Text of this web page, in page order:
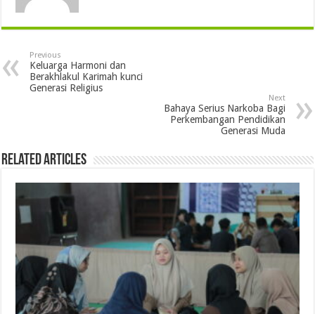
Previous
Keluarga Harmoni dan
Berakhlakul Karimah kunci
Generasi Religius
Next
Bahaya Serius Narkoba Bagi
Perkembangan Pendidikan
Generasi Muda
Related Articles